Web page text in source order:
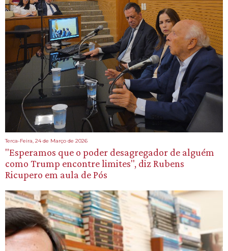
Terca-Feira, 24 de Março de 2026
"Esperamos que o poder desagregador de alguém
como Trump encontre limites", diz Rubens
Ricupero em aula de Pós